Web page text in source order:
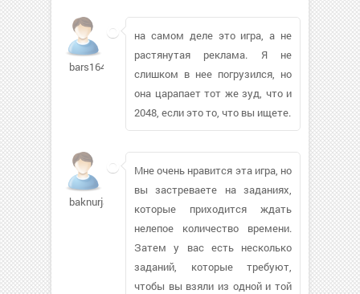
bars164107
на самом деле это игра, а не
растянутая реклама. Я не
слишком в нее погрузился, но
она царапает тот же зуд, что и
2048, если это то, что вы ищете.
baknurjan24
Мне очень нравится эта игра, но
вы застреваете на заданиях,
которые приходится ждать
нелепое количество времени.
Затем у вас есть несколько
заданий, которые требуют,
чтобы вы взяли из одной и той